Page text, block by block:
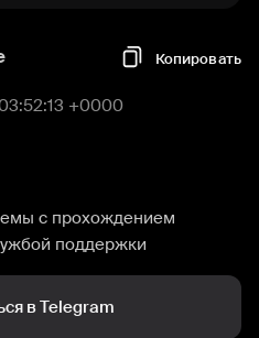
Копировать
+0000
с прохождением
поддержки
в Telegram